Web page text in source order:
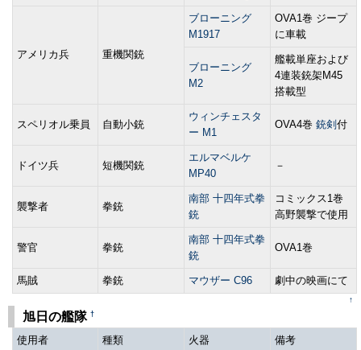
アメリカ兵 重機関銃
ブローニング
M1917
OVA1巻 ジープ
に車載
ブローニング
M2
艦載単座および
4連装銃架M45
搭載型
スペリオル乗員 自動小銃
ウィンチェスタ
ー M1
OVA4巻 銃剣 付
ドイツ兵 短機関銃
エルマベルケ
MP40
－
襲撃者 拳銃
南部 十四年式拳
銃
コミックス1巻
高野襲撃で使用
警官 拳銃
南部 十四年式拳
銃
OVA1巻
馬賊 拳銃 マウザー C96 劇中の映画にて
↑
旭日の艦隊 †
使用者 種類 火器 備考